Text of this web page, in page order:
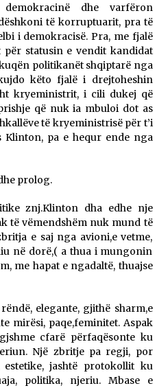
dhe varfëron
të korruptuarit, pra të
i demokracisë. Pra, me fjalë
për statusin e vendit kandidat
politikanët shqiptarë nga
këto fjalë i drejtoheshin
kryeministrit, i cili dukej që
që nuk ia mbuloi dot as
të kryeministrisë për t’i
Klinton, pa e hequr ende nga
prolog.
znj.Klinton dha edhe nje
të vëmendshëm nuk mund të
e saj nga avioni,e vetme,
në dorë,( a thua i mungonin
me hapat e ngadaltë, thuajse
elegante, gjithë sharm,e
mirësi, paqe,feminitet. Aspak
cfarë përfaqësonte ku
Një zbritje pa regji, por
estetike, jashtë protokollit ku
politika, njeriu. Mbase e